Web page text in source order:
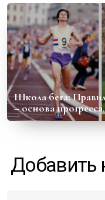
Школа бега:
– основа прогресса.